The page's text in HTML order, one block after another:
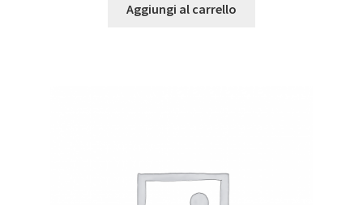
Aggiungi al carrello